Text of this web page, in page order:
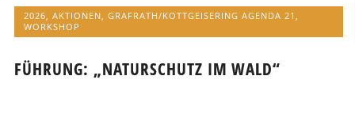
2026,AKTIONEN,GRAFRATH/KOTTGEISERING AGENDA 21,
WORKSHOP
FÜHRUNG: „NATURSCHUTZ IM WALD“